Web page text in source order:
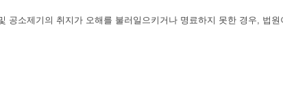
소제기의 취지가 오해를 불러일으키거나 명료하지 못한 경우, 법